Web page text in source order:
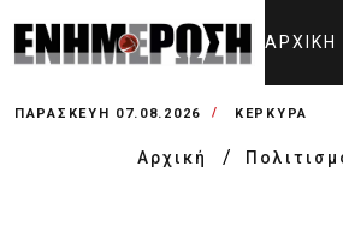
ΑΡΧΙΚΉ
ΠΑΡΑΣΚΕΥΉ 07.08.2026 ΚΕΡΚΥΡΑ
Αρχική